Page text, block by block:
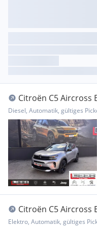
Citroën C5 Aircross
Shine Pack
Diesel, Automatik, gültiges
Citroën C5 Aircross
Range 73,7kWh Max
Elektro, Automatik, gültiges